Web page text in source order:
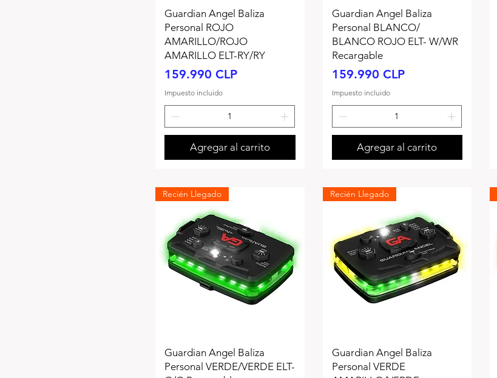
Guardian Angel Baliza
Personal ROJO
AMARILLO/ROJO
AMARILLO ELT-RY/RY
Precio
159.990 CLP
Impuesto incluido
Agregar al carrito
Guardian Angel Baliza
Personal BLANCO/
BLANCO ROJO ELT- W/WR
Recargable
Precio
159.990 CLP
Impuesto incluido
Agregar al carrito
Recién Llegado
Guardian Angel Baliza
Personal VERDE/VERDE ELT-
Recién Llegado
Guardian Angel Baliza
Personal VERDE